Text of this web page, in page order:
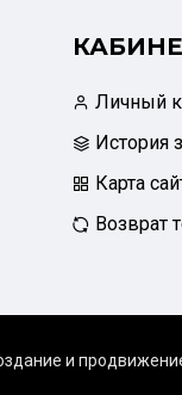
Личный
История
Карта
Возврат
и